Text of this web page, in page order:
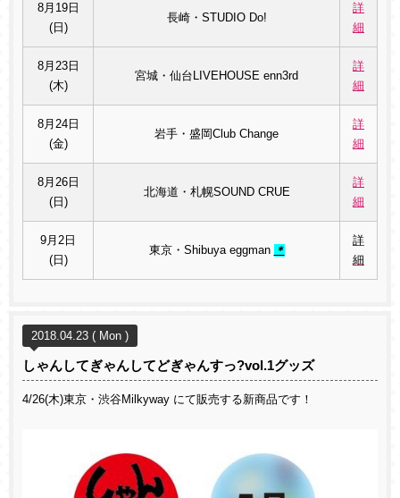
8月19日
(日)
長崎・STUDIO Do!
詳
細
8月23日
(木)
宮城・仙台LIVEHOUSE enn3rd
詳
細
8月24日
(金)
岩手・盛岡Club Change
詳
細
8月26日
(日)
北海道・札幌SOUND CRUE
詳
細
9月2日
(日)
東京・Shibuya eggman ＊
詳
細
2018.04.23 ( Mon )
しゃんしてぎゃんしてどぎゃんすっ?vol.1グッズ
4/26(木)東京・渋谷Milkyway にて販売する新商品です！